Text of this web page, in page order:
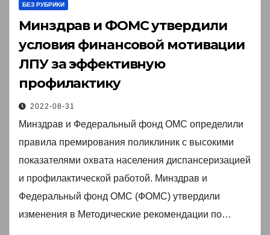
БЕЗ РУБРИКИ
Минздрав и ФОМС утвердили
условия финансовой мотивации
ЛПУ за эффективную
профилактику
2022-08-31
Минздрав и Федеральный фонд ОМС определили
правила премирования поликлиник с высокими
показателями охвата населения диспансеризацией
и профилактической работой. Минздрав и
Федеральный фонд ОМС (ФОМС) утвердили
изменения в Методические рекомендации по…